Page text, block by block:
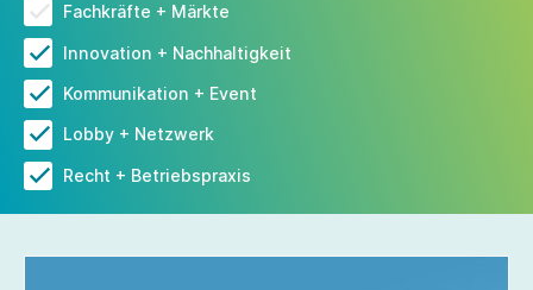
Fachkräfte + Märkte
Innovation + Nachhaltigkeit
Kommunikation + Event
Lobby + Netzwerk
Recht + Betriebspraxis